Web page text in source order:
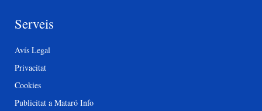
Serveis
Avís Legal
Privacitat
Cookies
Publicitat a Mataró Info